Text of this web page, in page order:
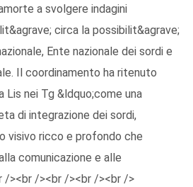
a svolgere indagini
circa la possibilit&agrave;
Ente nazionale dei sordi e
Il coordinamento ha ritenuto
Lis nei Tg &ldquo;come una
di integrazione dei sordi,
visivo ricco e profondo che
comunicazione e alle
/><br /><br /><br /><br />